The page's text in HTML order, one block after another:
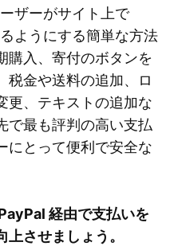
ザーがサイト上で
ようにする簡単な方法
購入、寄付のボタンを
税金や送料の追加、ロ
更、テキストの追加な
で最も評判の高い支払
にとって便利で安全な
経由で支払いを
させましょう。